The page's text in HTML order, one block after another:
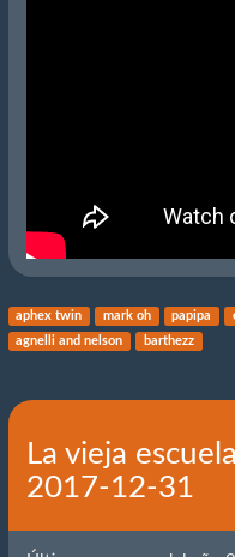
aphex twin mark oh papipa
agnelli and nelson
barthezz
La vieja
2017-12-31